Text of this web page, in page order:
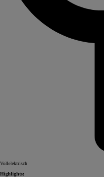
Vollelektrisch
Highlights: